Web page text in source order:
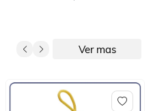
Ver mas